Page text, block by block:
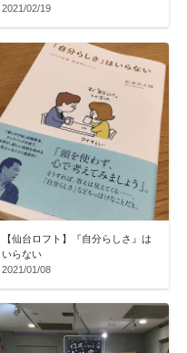
2021/02/19
【仙台ロフト】『自分らしさ』は
いらない
2021/01/08